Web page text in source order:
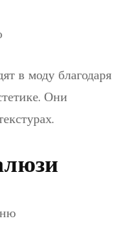
в моду благодаря
Они